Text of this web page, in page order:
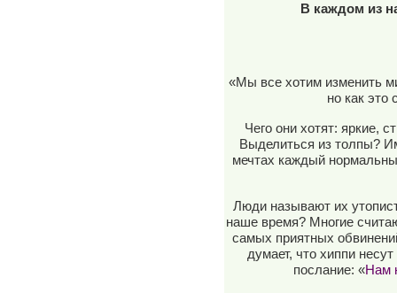
В каждом из
«Мы все хотим изменить
но как это
Чего они хотят: яркие,
Выделиться из толпы?
мечтах каждый
Люди называют их
наше время? Многие
самых приятных
думает, что хиппи
послание: «Нам